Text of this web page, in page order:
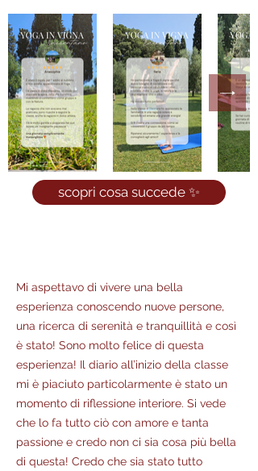
scopri cosa succede ✨
Mi aspettavo di vivere una bella
esperienza conoscendo nuove persone,
una ricerca di serenità e tranquillità e così
è stato! Sono molto felice di questa
esperienza! Il diario all’inizio della classe
mi è piaciuto particolarmente è stato un
momento di riflessione interiore. Si vede
che lo fa tutto ciò con amore e tanta
passione e credo non ci sia cosa più bella
di questa! Credo che sia stato tutto